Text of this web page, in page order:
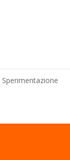
Sperimentazione